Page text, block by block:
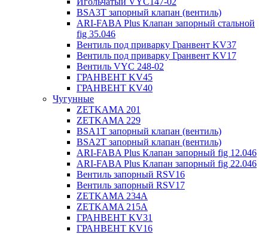
BSA3T запорный клапан (вентиль)
ARI-FABA Plus Клапан запорный стальной
fig 35.046
Вентиль под приварку Гранвент KV37
Вентиль под приварку Гранвент KV17
Вентиль VYC 248-02
ГРАНВЕНТ KV45
ГРАНВЕНТ KV40
Чугунные
ZETKAMA 201
ZETKAMA 229
BSA1T запорный клапан (вентиль)
BSA2T запорный клапан (вентиль)
ARI-FABA Plus Клапан запорный fig 12.046
ARI-FABA Plus Клапан запорный fig 22.046
Вентиль запорный RSV16
Вентиль запорный RSV17
ZETKAMA 234A
ZETKAMA 215A
ГРАНВЕНТ KV31
ГРАНВЕНТ KV16